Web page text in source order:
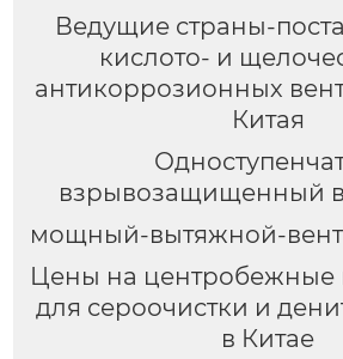
Ведущие страны-
кислото- и
антикоррозионных
Китая
взрывозащищенный
мощный-вытяжной-
Цены на центробежные
для сероочистки и
в Китае